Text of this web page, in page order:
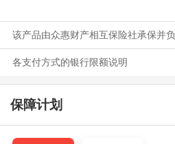
该产品由众惠财产相互保险社承保并
各支付方式的银行限额说明
保障计划